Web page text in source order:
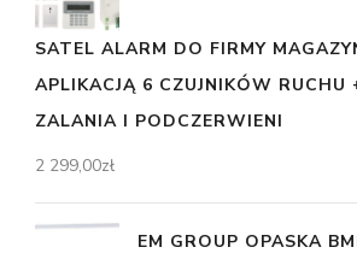
SATEL ALARM DO FIRMY
APLIKACJĄ 6 CZUJNIKÓW RUCHU
ZALANIA I PODCZERWIENI
2 299,00zł
EM GROUP OPASKA